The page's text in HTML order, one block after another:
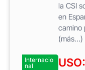
la CSI
en
camino
(más…)
Internacio
nal